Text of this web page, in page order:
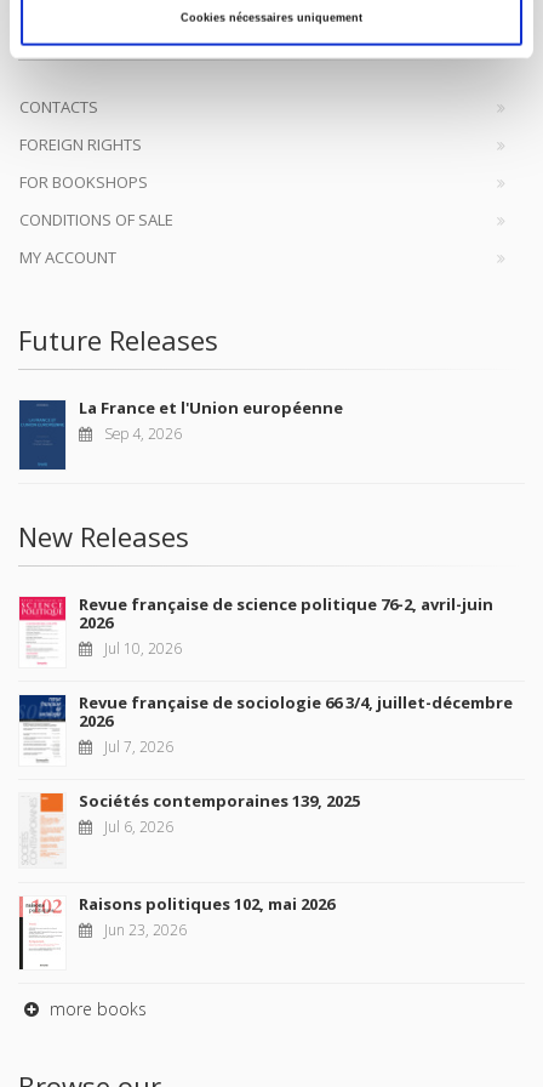
Cookies nécessaires uniquement
help public and political debate.continue
CONTACTS
FOREIGN RIGHTS
FOR BOOKSHOPS
CONDITIONS OF SALE
MY ACCOUNT
Future Releases
La France et l'Union européenne
Sep 4, 2026
New Releases
Revue française de science politique 76-2, avril-juin
2026
Jul 10, 2026
Revue française de sociologie 66 3/4, juillet-décembre
2026
Jul 7, 2026
Sociétés contemporaines 139, 2025
Jul 6, 2026
Raisons politiques 102, mai 2026
Jun 23, 2026
more books